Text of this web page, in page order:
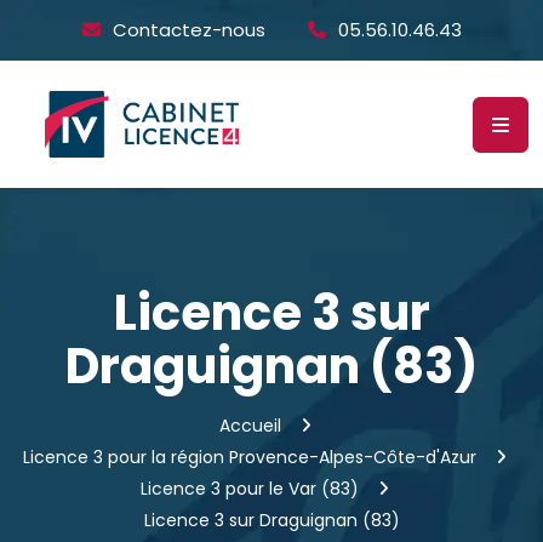
Contactez-nous 05.56.10.46.43
Licence 3 sur
Draguignan (83)
Accueil
Licence 3 pour la région Provence-Alpes-Côte-d'Azur
Licence 3 pour le Var (83)
Licence 3 sur Draguignan (83)